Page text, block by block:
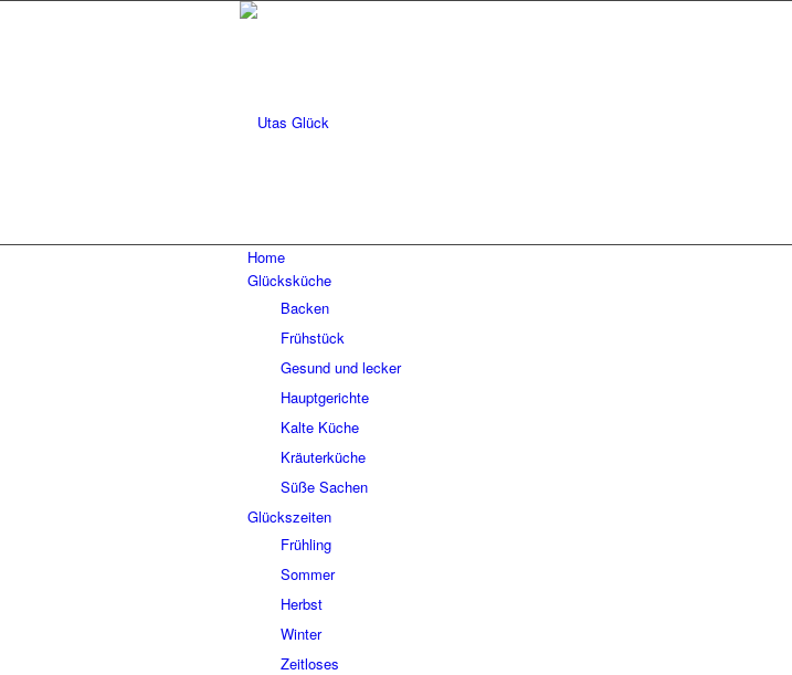
Home
Glücksküche
Backen
Frühstück
Gesund und lecker
Hauptgerichte
Kalte Küche
Kräuterküche
Süße Sachen
Glückszeiten
Frühling
Sommer
Herbst
Winter
Zeitloses